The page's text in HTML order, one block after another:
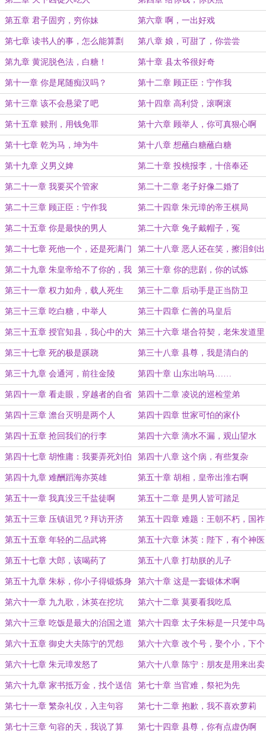
第五章 君子固穷，穷你妹 第六章 啊，一出好戏
第七章 读书人的事，怎么能算剽 第八章 娘，可甜了，你尝尝
第九章 黄泥脱色法，白糖！ 第十章 县太爷很好奇
第十一章 你是尾随痴汉吗？ 第十二章 顾正臣：宁作我
第十三章 该不会悬梁了吧 第十四章 高利贷，滚啊滚
第十五章 赎刑，用钱免罪 第十六章 顾举人，你可真狠心啊
第十七章 乾为马，坤为牛 第十八章 想蘸白糖蘸白糖
第十九章 义男义婢 第二十章 投桃报李，十倍奉还
第二十一章 我要买个管家 第二十二章 老子好像二婚了
第二十三章 顾正臣：宁作我 第二十四章 朱元璋的帝王棋局
第二十五章 你是最快的男人 第二十六章 兔子戴帽子，冤
第二十七章 死他一个，还是死满门 第二十八章 恶人还在笑，擦泪剑出
鞘
第二十九章 朱皇帝给不了你的，我
给
第三十章 你的悲剧，你的试炼
第三十一章 权力如舟，载人死生 第三十二章 后动手是正当防卫
第三十三章 吃白糖，中举人 第三十四章 仁善的马皇后
第三十五章 授官知县，我心中的大
明
第三十六章 堪合符契，老朱发道里
费
第三十七章 死的极是蹊跷 第三十八章 县尊，我是清白的
第三十九章 会通河，前往金陵 第四十章 山东出响马……
第四十一章 看走眼，穿越者的自省 第四十二章 凌说的巡检堂弟
第四十三章 澹台灭明是两个人 第四十四章 世家可怕的家仆
第四十五章 抢回我们的行李 第四十六章 滴水不漏，观山望水
第四十七章 胡惟庸：我要弄死刘伯
温
第四十八章 这个病，有些复杂
第四十九章 难酬蹈海亦英雄 第五十章 胡相，皇帝出淮右啊
第五十一章 我真没三千盐徒啊 第五十二章 是男人皆可踏足
第五十三章 压镇诅咒？拜访开济 第五十四章 难题：王朝不朽，国祚
永延
第五十五章 年轻的二品武将 第五十六章 沐英：陛下，有个神医
第五十七章 大郎，该喝药了 第五十八章 打劫朕的儿子
第五十九章 朱标，你小子得锻炼身
体
第六十章 这是一套锻体术啊
第六十一章 九九歌，沐英在挖坑 第六十二章 莫要看我吃瓜
第六十三章 吃饭是最大的治国之道 第六十四章 太子朱标是一只笼中鸟
第六十五章 御史大夫陈宁的咒怨 第六十六章 改个号，娶个小，下个
海
第六十七章 朱元璋发怒了 第六十八章 陈宁：朋友是用来出卖
的
第六十九章 家书抵万金，找个送信
人
第七十章 当官难，祭祀为先
第七十一章 繁杂礼仪，入主句容 第七十二章 抱歉，我不喜欢萝莉
第七十三章 句容的天，我说了算 第七十四章 县尊，你有点虚伪啊